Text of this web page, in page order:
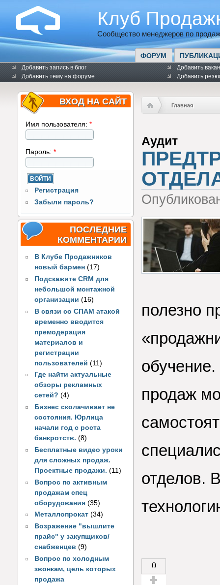
Клуб
Сообщество менеджеров по
ФОРУМ
Добавить запись в блог
Добавить тему на форуме
Добавить
Добавить
ВХОД НА САЙТ
Имя пользователя: *
Пароль: *
Регистрация
Забыли пароль?
ПОСЛЕДНИЕ
КОММЕНТАРИИ
В Клубе Продажников
новый бармен (17)
Подскажите CRM для
небольшой монтажной
организации (16)
В связи со СПАМ атакой
временно вводится
премодерация
материалов и
регистрации
пользователей(11)
Где найти актуальные
обзоры рекламных
сетей? (4)
Бизнес сколачивает не
состояния. Юрлица
начали год с роста
банкротств. (8)
Бесплатные видео уроки
для сложных продаж.
Проектные продажи. (11)
Вопрос по активным
продажам спец
оборудования (35)
Металлопрокат (34)
Возражение "вышлите
прайс" у закупщиков/
снабженцев (9)
Вопрос по холодным
звонкам, цель которых
продажа
Главная
Аудит
полезно
продаж
отделов.
0